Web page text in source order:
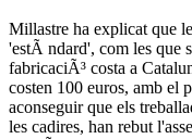
Millastre ha explicat que
'estÃ ndard', com les que
fabricaciÃ³ costa a
costen 100 euros, amb el
aconseguir que els
les cadires, han rebut